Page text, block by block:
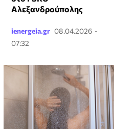
Αλεξανδρούπολης
ienergeia.gr 08.04.2026 -
07:32